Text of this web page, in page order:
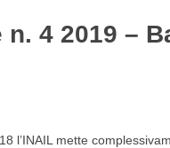
n. 4 2019 –
l’INAIL mette